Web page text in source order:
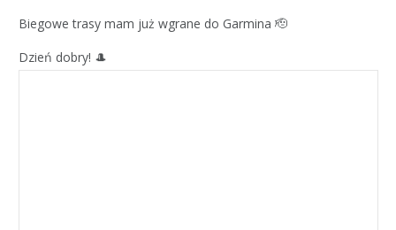
Biegowe trasy mam już wgrane do Garmina 🫡
Dzień dobry! 🎩